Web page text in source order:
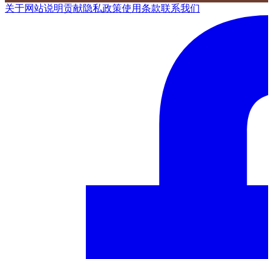
关于网站说明贡献隐私政策使用条款联系我们